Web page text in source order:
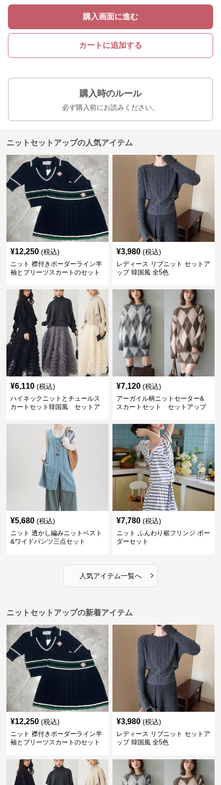
購入画面に進む
カートに追加する
購入時のルール
必ず購入前にお読みください。
ニットセットアップの人気アイテム
¥12,250 (税込)
ニット 襟付きボーダーライン半
袖とプリーツスカートのセット
¥3,980 (税込)
レディース リブニット セットア
ップ 韓国風 全5色
¥6,110 (税込)
ハイネックニットとチュールス
カートセット韓国風 セットア
¥7,120 (税込)
アーガイル柄ニットセーター&
スカートセット セットアップ
¥5,680 (税込)
ニット 透かし編みニットベスト
&ワイドパンツ三点セット
¥7,780 (税込)
ニット ふんわり裾フリンジ ボー
ダーセット
人気アイテム一覧へ ›
ニットセットアップの新着アイテム
¥12,250 (税込)
ニット 襟付きボーダーライン半
袖とプリーツスカートのセット
¥3,980 (税込)
レディース リブニット セットア
ップ 韓国風 全5色